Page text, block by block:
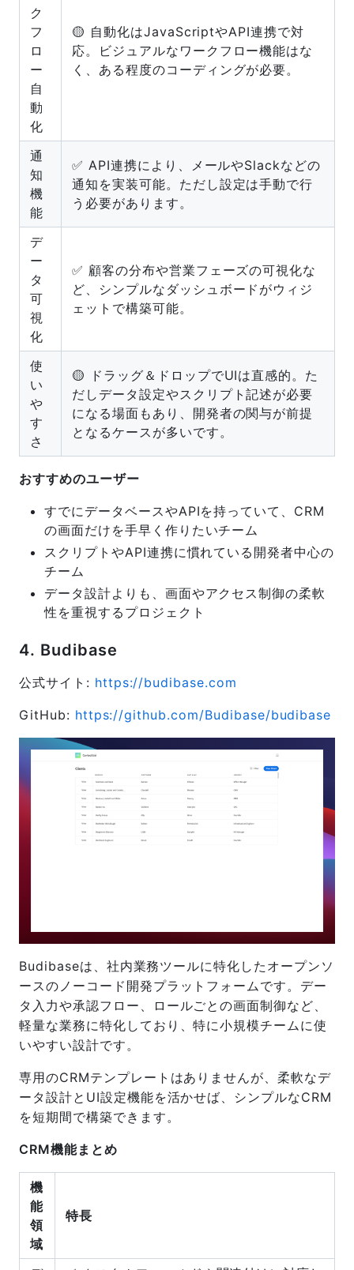
ク
フ
ロ
ー
自
動
化
🟡 自動化はJavaScriptやAPI連携で対
応。ビジュアルなワークフロー機能はな
く、ある程度のコーディングが必要。
通
知
機
能
✅ API連携により、メールやSlackなどの
通知を実装可能。ただし設定は手動で行
う必要があります。
デ
ー
タ
可
視
化
✅ 顧客の分布や営業フェーズの可視化な
ど、シンプルなダッシュボードがウィジ
ェットで構築可能。
使
い
や
す
さ
🟡 ドラッグ＆ドロップでUIは直感的。た
だしデータ設定やスクリプト記述が必要
になる場面もあり、開発者の関与が前提
となるケースが多いです。
おすすめのユーザー
すでにデータベースやAPIを持っていて、CRM
の画面だけを手早く作りたいチーム
スクリプトやAPI連携に慣れている開発者中心の
チーム
データ設計よりも、画面やアクセス制御の柔軟
性を重視するプロジェクト
4. Budibase
公式サイト: https://budibase.com
GitHub: https://github.com/Budibase/budibase
Budibaseは、社内業務ツールに特化したオープンソ
ースのノーコード開発プラットフォームです。デー
タ入力や承認フロー、ロールごとの画面制御など、
軽量な業務に特化しており、特に小規模チームに使
いやすい設計です。
専用のCRMテンプレートはありませんが、柔軟なデ
ータ設計とUI設定機能を活かせば、シンプルなCRM
を短期間で構築できます。
CRM機能まとめ
機
能
領
域
特長